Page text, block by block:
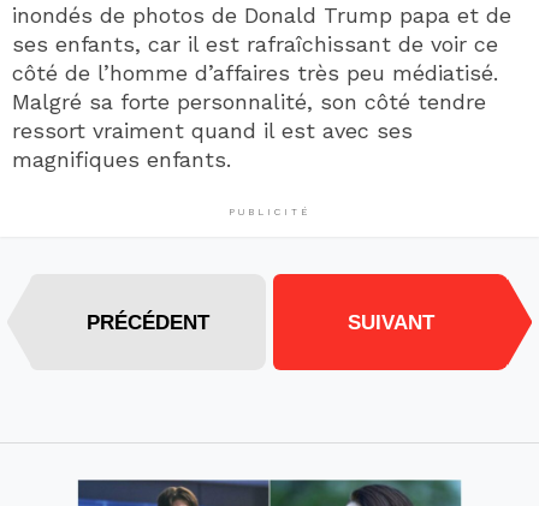
inondés de photos de Donald Trump papa et de
ses enfants, car il est rafraîchissant de voir ce
côté de l’homme d’affaires très peu médiatisé.
Malgré sa forte personnalité, son côté tendre
ressort vraiment quand il est avec ses
magnifiques enfants.
PUBLICITÉ
PRÉCÉDENT SUIVANT